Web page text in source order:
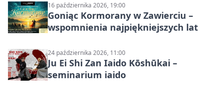
16 października 2026, 19:00
Goniąc Kormorany w Zawierciu –
wspomnienia najpiękniejszych lat
24 października 2026, 11:00
Ju Ei Shi Zan Iaido Kōshūkai –
seminarium iaido